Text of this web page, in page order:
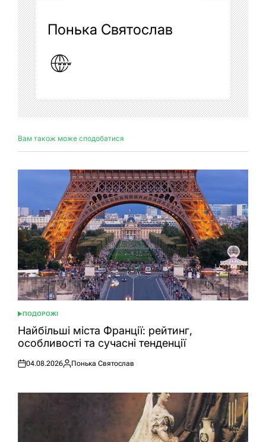
Понька Святослав
Вам також може сподобатися
ОПУБЛІКУВАТИ
У
ПОДОРОЖІ
Найбільші міста Франції: рейтинг,
особливості та сучасні тенденції
Оприлюднено
04.08.2026
Опубліковано
Понька Святослав